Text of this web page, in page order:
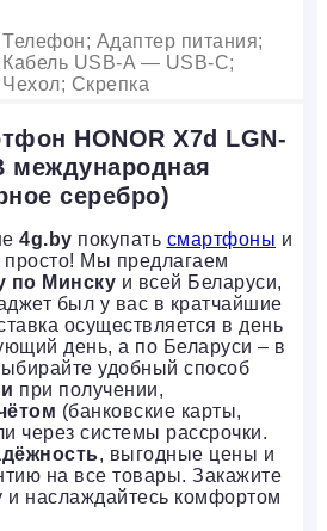
Телефон; Адаптер питания;
Кабель USB-A — USB-C;
Чехол; Скрепка
HONOR X7d LGN-
международная
серебро)
4g.by покупать смартфоны и
просто! Мы предлагаем
по Минску и всей Беларуси,
был у вас в кратчайшие
осуществляется в день
день, а по Беларуси – в
удобный способ
при получении,
(банковские карты,
через системы рассрочки.
, выгодные цены и
на все товары. Закажите
и наслаждайтесь комфортом